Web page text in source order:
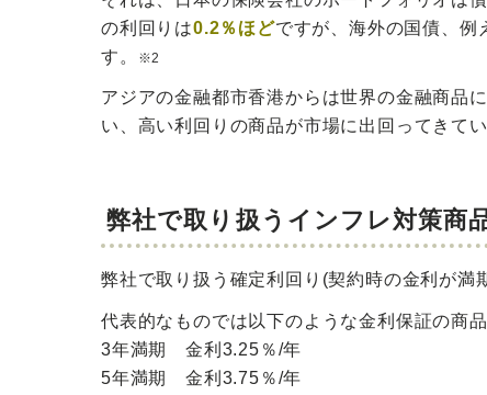
の利回り は0.2％ほどですが、海外の国債、例
す。
※2
アジアの金融都市香港からは世界の金融商品
い、高い利回りの商品が市場に出回ってきてい
弊社で取り扱うインフレ対策商
弊社で取り扱う確定利回り(契約時の金利が満
代表的なものでは以下のような金利保証の商品
3年満期 金利3.25％/年
5年満期 金利3.75％/年